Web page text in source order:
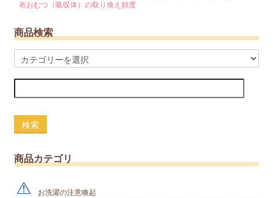
布おむつ（吸収体）の取り換え頻度
商品検索
検索
商品カテゴリ
お洗濯の注意喚起